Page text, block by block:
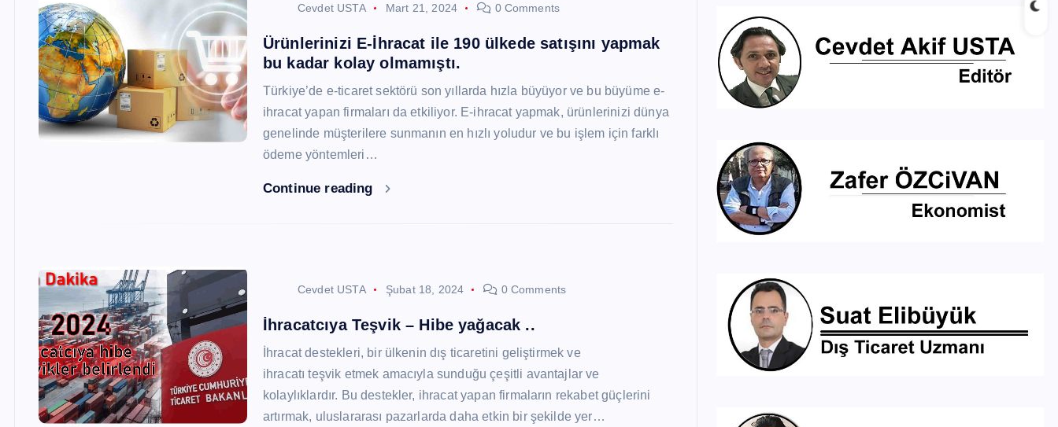
Cevdet USTA Mart 21, 2024 0 Comments
Ürünlerinizi E-İhracat ile 190 ülkede satışını yapmak
bu kadar kolay olmamıştı.
Türkiye’de e-ticaret sektörü son yıllarda hızla büyüyor ve bu büyüme e-
ihracat yapan firmaları da etkiliyor. E-ihracat yapmak, ürünlerinizi dünya
genelinde müşterilere sunmanın en hızlı yoludur ve bu işlem için farklı
ödeme yöntemleri…
Continue reading
Cevdet USTA Şubat 18, 2024 0 Comments
İhracatcıya Teşvik – Hibe yağacak ..
İhracat destekleri, bir ülkenin dış ticaretini geliştirmek ve
ihracatı teşvik etmek amacıyla sunduğu çeşitli avantajlar ve
kolaylıklardır. Bu destekler, ihracat yapan firmaların rekabet güçlerini
artırmak, uluslararası pazarlarda daha etkin bir şekilde yer…